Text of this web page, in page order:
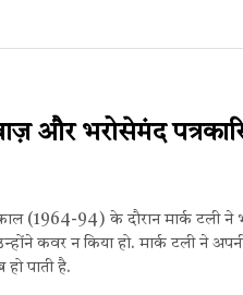
और भरोसेमंद
(1964-94) के दौरान मार्क टली ने
कवर न किया हो. मार्क टली ने अपनी
पाती है.